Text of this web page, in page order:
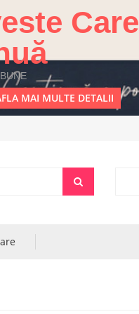
Care
MAI MULTE DETALII